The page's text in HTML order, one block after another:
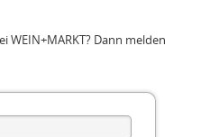
WEIN+MARKT? Dann melden